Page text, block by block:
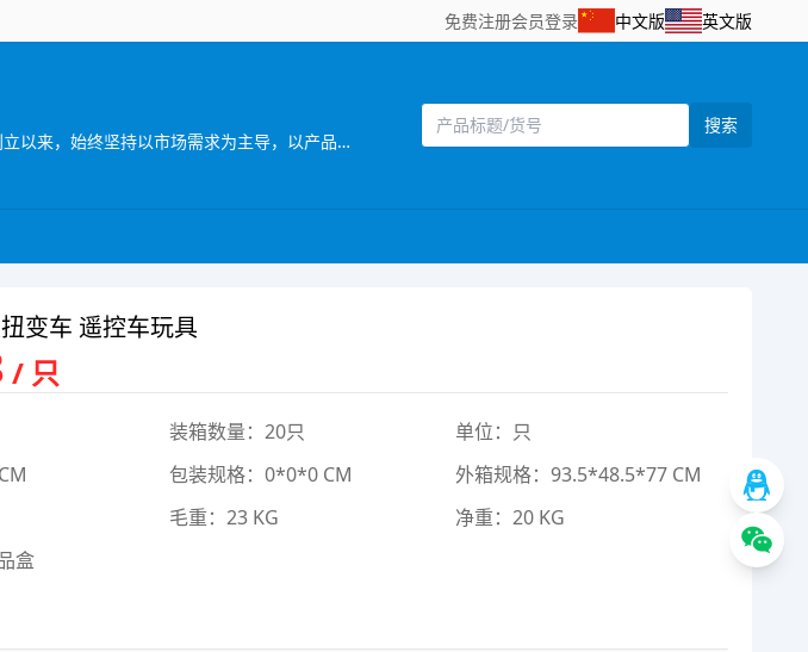
免费注册会员登录 中文版 英文版
[主营]：美晨玩具厂位于广东省汕头市澄海区——中国塑料玩具生产基地之一。公司自创立以来，始终坚持以市场需求为主导，以产品质量为企业生命，研发创新以科技含量较高的产品为目标，以设计独特，功能齐全的产品特色，参与市场竞争。同时，公司还拥有一批熟悉玩具产品贸易业务、精通外贸英语的高素质业务人员，配备有电脑网络等现代化办公设施，为贸易全过程提供了优质高效的服务，受到了各地贸易伙伴的高度评价。公司一贯奉行“质量第一，诚信立业”的经营理念，确保产品符合相关的质量标准和客户要求。深受广大客户的信赖和欢迎。公司业务正蒸蒸日上。 公司本着“勇于开拓，不断创新，诚信务实，客户至上，质量第一，追求卓著”的企业理念，严格控制产品质量，不断改进创新，确保产品符合相关质量标准和客户要求，凭借自身优势及准确的市场定位，使产品更具吸引力和趣味性，倍受客户好评。以诚为本、平等合作的经营宗旨，深受各商家，消费者的信任及赞誉。“创造、技术、品质”是本公司面向21世纪的口号。 展望未来，我们正以饱满的热情，昂扬的姿态，积极致力玩具新产品的开发，全面提高企业管理层次，把公司建设成为规模化的现代化科技企业。 美晨玩具厂欢迎海内外客商到我网站浏览、查询、订购;欢迎到公司展厅直接选购!“让客户得到满意的产品”， 竭诚希望与各海内外客户建立长期友好的合作。互惠互利，携手共创辉煌明天!
搜索
变车 遥控车玩具
/ 只
装箱数量：20只
单位：只
包装规格：0*0*0 CM
外箱规格：93.5*48.5*77 CM
毛重：23 KG
净重：20 KG
盒